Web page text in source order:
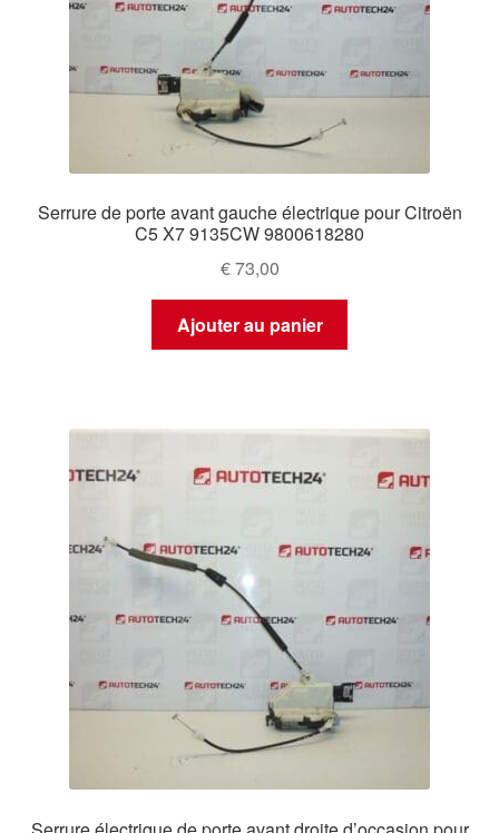
Serrure de porte avant gauche électrique pour Citroën
C5 X7 9135CW 9800618280
€73,00
Ajouter au panier